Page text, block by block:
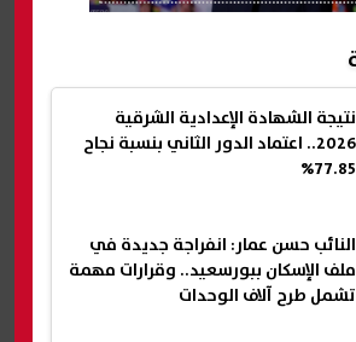
نتيجة الشهادة الإعدادية الشرقية
2026.. اعتماد الدور الثاني بنسبة نجاح
77.85%
النائب حسن عمار: انفراجة جديدة في
ملف الإسكان ببورسعيد.. وقرارات مهمة
تشمل طرح آلاف الوحدات